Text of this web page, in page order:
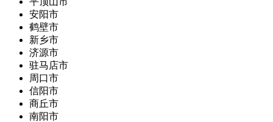
安阳市
鹤壁市
新乡市
济源市
驻马店市
周口市
信阳市
商丘市
南阳市